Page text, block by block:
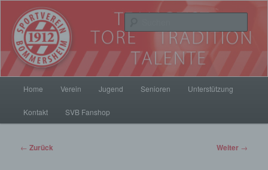
Inhalt
wechseln
SV Bommersheim 1912
Home Verein Jugend Senioren Unterstützung
Kontakt SVB Fanshop
Beitrags-
← Zurück Weiter →